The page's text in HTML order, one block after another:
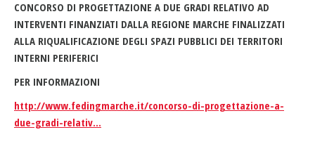
CONCORSO DI PROGETTAZIONE A DUE GRADI RELATIVO AD
INTERVENTI FINANZIATI DALLA REGIONE MARCHE FINALIZZATI
ALLA RIQUALIFICAZIONE DEGLI SPAZI PUBBLICI DEI TERRITORI
INTERNI PERIFERICI
PER INFORMAZIONI
http://www.fedingmarche.it/concorso-di-progettazione-a-
due-gradi-relativ…